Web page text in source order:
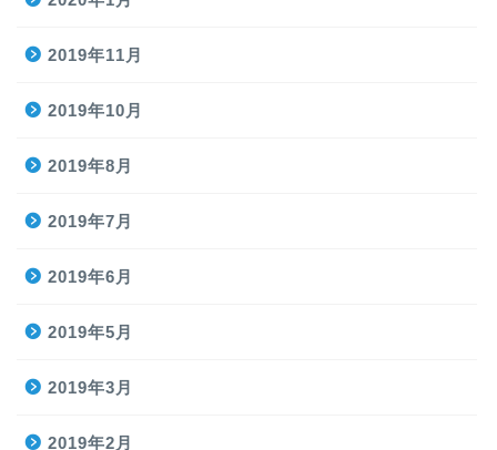
2019年11月
2019年10月
2019年8月
2019年7月
2019年6月
2019年5月
2019年3月
2019年2月